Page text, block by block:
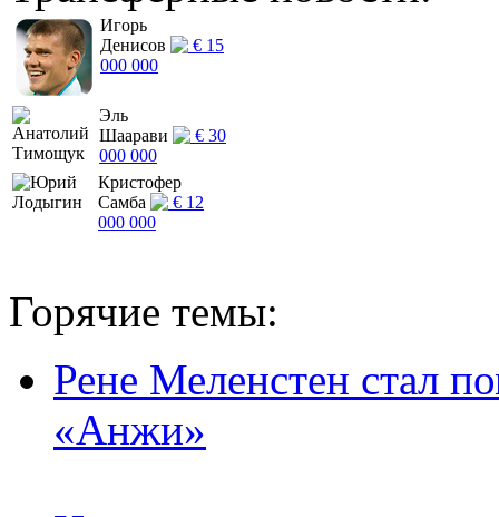
Игорь
Денисов
€ 15
000 000
Эль
Шаарави
€ 30
000 000
Кристофер
Самба
€ 12
000 000
Горячие темы:
Рене Меленстен стал
«Анжи»